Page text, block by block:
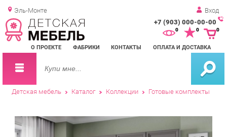
Эль-Монте Вход
+7 (903) 000-00-00
О ПРОЕКТЕ ФАБРИКИ КОНТАКТЫ ОПЛАТА И ДОСТАВКА
0 0
Детская мебель Каталог Коллекции Готовые комплекты